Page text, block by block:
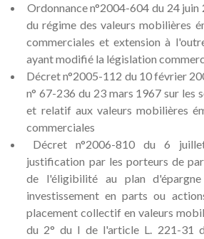
Ordonnance n°2004-604 du 24
du régime des valeurs mobilières
commerciales et extension à
ayant modifié la législation
Décret n°2005-112 du 10 février
n° 67-236 du 23 mars 1967 sur les
et relatif aux valeurs mobilières
commerciales
Décret n°2006-810 du 6
justification par les porteurs de
de l'éligibilité au plan
investissement en parts ou
placement collectif en valeurs
du 2° du I de l'article L. 221-31